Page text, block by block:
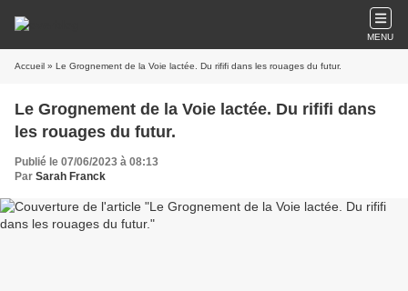
MENU
Accueil » Le Grognement de la Voie lactée. Du rififi dans les rouages du futur.
Le Grognement de la Voie lactée. Du rififi dans
les rouages du futur.
Publié le 07/06/2023 à 08:13
Par Sarah Franck